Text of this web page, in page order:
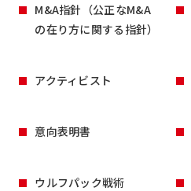
M&A指針（公正なM&A
の在り方に関する指針）
アクティビスト
意向表明書
ウルフパック戦術